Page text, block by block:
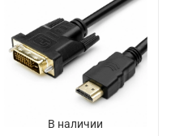
В наличии